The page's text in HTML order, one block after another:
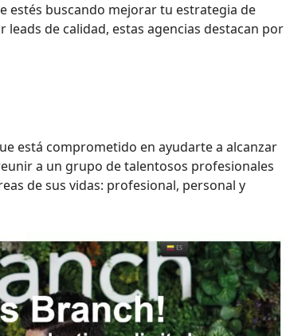
estés buscando mejorar tu estrategia de
de calidad, estas agencias destacan por
está comprometido en ayudarte a alcanzar
a un grupo de talentosos profesionales
de sus vidas: profesional, personal y